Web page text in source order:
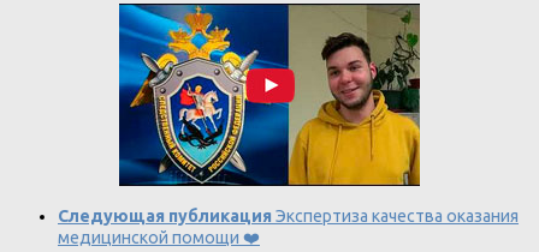
Следующая публикация Экспертиза качества оказания
медицинской помощи ❤️